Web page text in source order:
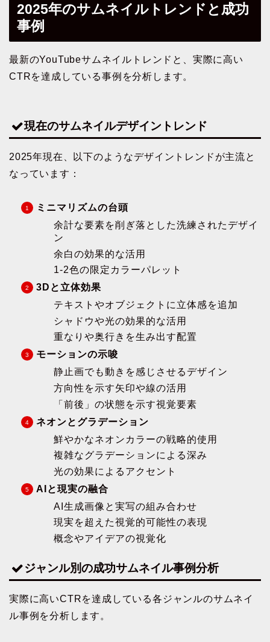
2025年のサムネイルトレンドと成功
事例
最新のYouTubeサムネイルトレンドと、実際に高い
CTRを達成している事例を分析します。
現在のサムネイルデザイントレンド
2025年現在、以下のようなデザイントレンドが主流と
なっています：
ミニマリズムの台頭
余計な要素を削ぎ落とした洗練されたデザイ
ン
余白の効果的な活用
1-2色の限定カラーパレット
3Dと立体効果
テキストやオブジェクトに立体感を追加
シャドウや光の効果的な活用
重なりや奥行きを生み出す配置
モーションの示唆
静止画でも動きを感じさせるデザイン
方向性を示す矢印や線の活用
「前後」の状態を示す視覚要素
ネオンとグラデーション
鮮やかなネオンカラーの戦略的使用
複雑なグラデーションによる深み
光の効果によるアクセント
AIと現実の融合
AI生成画像と実写の組み合わせ
現実を超えた視覚的可能性の表現
概念やアイデアの視覚化
ジャンル別の成功サムネイル事例分析
実際に高いCTRを達成している各ジャンルのサムネイ
ル事例を分析します。